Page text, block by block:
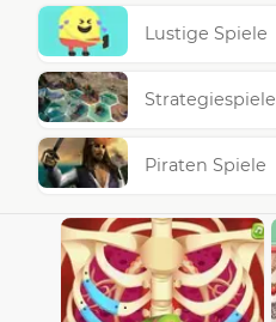
Lustige Spiele
Strategiespiele
Piraten Spiele